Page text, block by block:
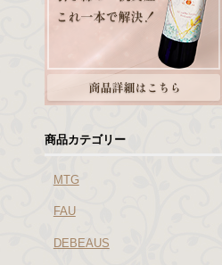
商品カテゴリー
MTG
FAU
DEBEAUS